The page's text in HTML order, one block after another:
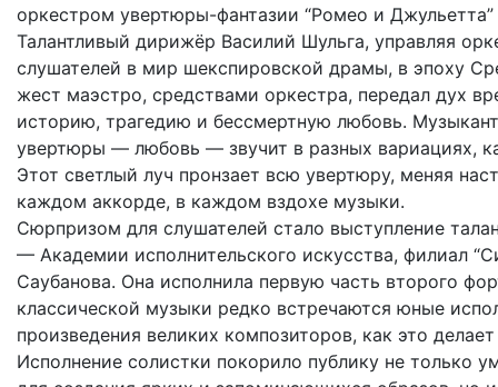
оркестром увертюры-фантазии “Ромео и
Талантливый дирижёр Василий Шульга, управляя
слушателей в мир шекспировской драмы, в эпоху
жест маэстро, средствами оркестра, передал дух
историю, трагедию и бессмертную любовь.
увертюры — любовь — звучит в разных вариациях,
Этот светлый луч пронзает всю увертюру, меняя
каждом аккорде, в каждом вздохе музыки.
Сюрпризом для слушателей стало выступление
— Академии исполнительского искусства, филиал
Саубанова. Она исполнила первую часть второго
классической музыки редко встречаются юные
произведения великих композиторов, как это
Исполнение солистки покорило публику не только